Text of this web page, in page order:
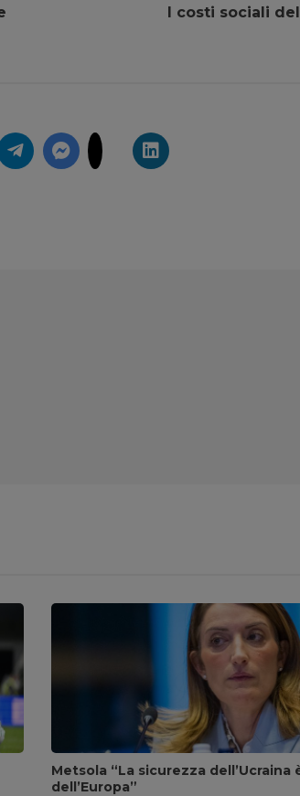
I costi sociali
Metsola “La sicurezza dell’Ucraina
dell’Europa”